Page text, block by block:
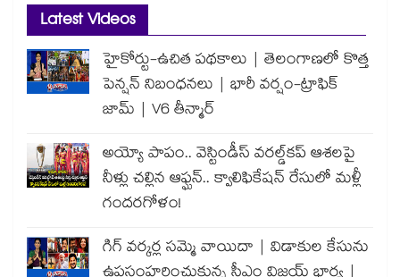
Latest Videos
హైకోర్టు-ఉచిత పథకాలు | తెలంగాణలో కొత్త
పెన్షన్ నిబంధనలు | భారీ వర్షం-ట్రాఫిక్
జామ్ | V6 తీన్మార్
అయ్యో పాపం.. వెస్టిండీస్ వరల్డ్‌కప్ ఆశలపై
నీళ్లు చల్లిన ఆఫ్ఘన్.. క్వాలిఫికేషన్ రేసులో మళ్లీ
గందరగోళం!
గిగ్ వర్కర్ల సమ్మె వాయిదా | విడాకుల కేసును